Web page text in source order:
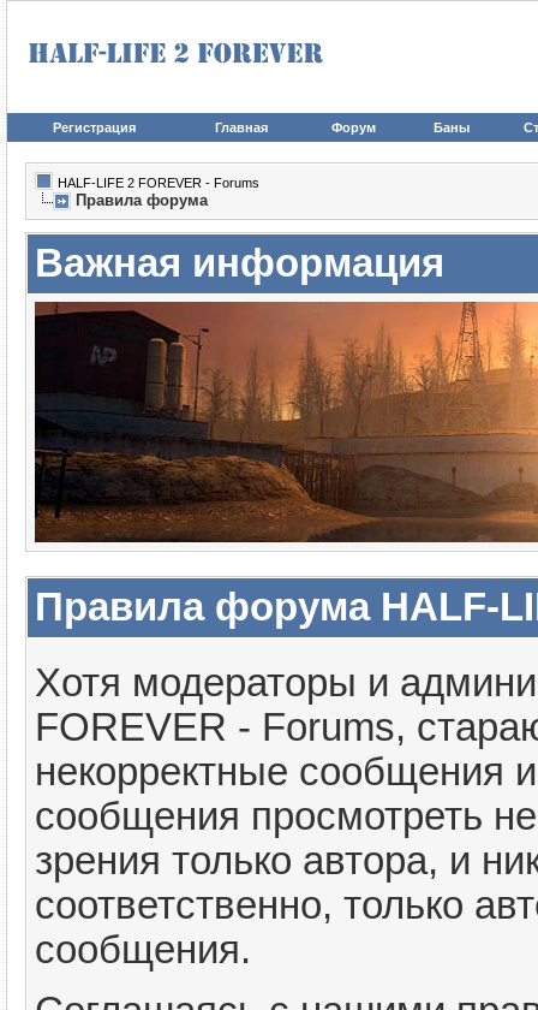
Регистрация Главная Форум Баны
HALF-LIFE 2 FOREVER - Forums
Правила форума
Важная информация
Правила форума HALF-
Хотя модераторы и
FOREVER - Forums,
некорректные сообщения
сообщения просмотреть
зрения только автора, и
соответственно, только
сообщения.